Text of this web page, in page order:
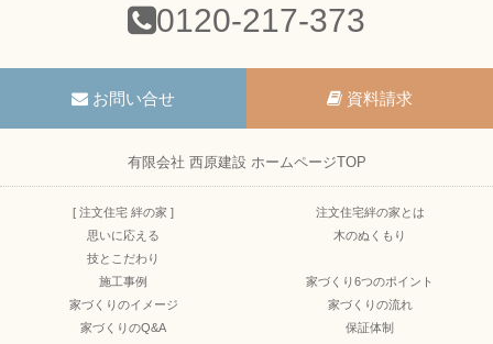
0120-217-373
お問い合せ 資料請求
有限会社 西原建設 ホームページTOP
[ 注文住宅 絆の家 ]
注文住宅絆の家とは
思いに応える
木のぬくもり
技とこだわり
施工事例
家づくり6つのポイント
家づくりのイメージ
家づくりの流れ
家づくりのQ&A
保証体制